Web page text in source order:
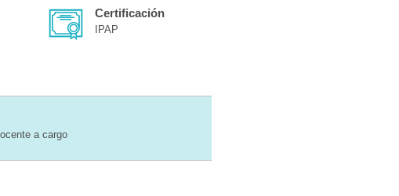
Certificación
IPAP
a cargo